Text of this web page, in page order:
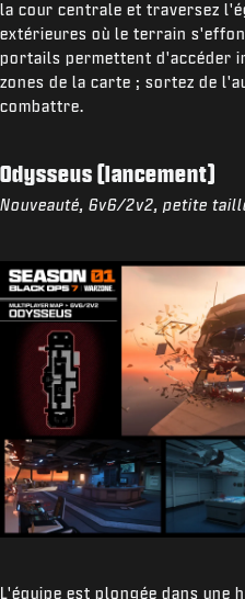
la cour centrale et traversez
extérieures où le terrain
portails permettent d'accéder
zones de la carte ; sortez de
combattre.
Odysseus (lancement)
Nouveauté, 6v6/2v2, petite
L'équipe est plongée dans